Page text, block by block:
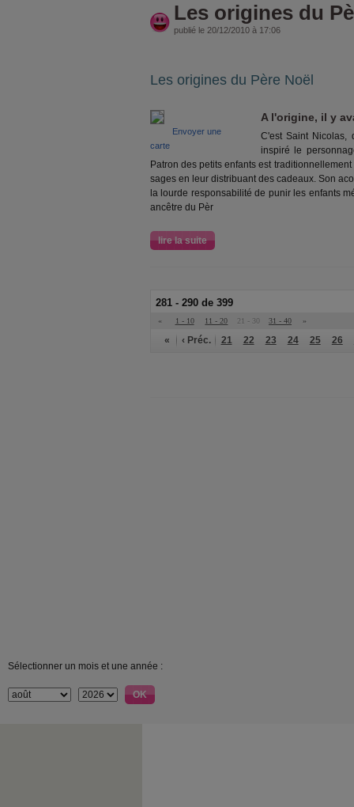
Les origines du
publié le 20/12/2010 à 17:06
Les origines du Père Noël
Envoyer une
carte
A l'origine, il y
C'est Saint Nicolas,
inspiré le
Patron des petits enfants est
sages en leur distribuant des cadeaux. Son
la lourde responsabilité de punir les enfants
ancêtre du Pèr
lire la suite
281 - 290 de 399
« 1 - 10 11 - 20 21 - 30 31 - 40 »
« ‹ Préc. 21 22 23 24 25 26
Sélectionner un mois et une année :